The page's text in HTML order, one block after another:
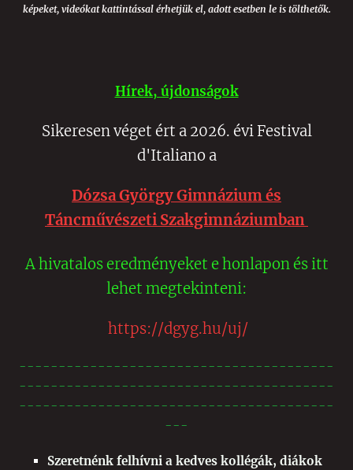
képeket, videókat kattintással érhetjük el, adott esetben le is tölthetők.
Hírek, újdonságok
Sikeresen véget ért a 2026. évi Festival
d'Italiano a
Dózsa György Gimnázium és
Táncművészeti Szakgimnáziumban
A hivatalos eredményeket e honlapon és itt
lehet megtekinteni:
https://dgyg.hu/uj/
----------------------------------------
----------------------------------------
----------------------------------------
---
Szeretnénk felhívni a kedves kollégák, diákok